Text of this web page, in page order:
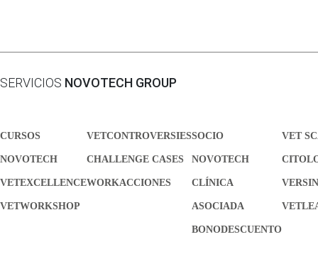
SERVICIOS NOVOTECH GROUP
CURSOS
NOVOTECH
VETEXCELLENCE
VETWORKSHOP
VETCONTROVERSIES
CHALLENGE CASES
WORKACCIONES
SOCIO
NOVOTECH
CLÍNICA
ASOCIADA
BONODESCUENTO
VET